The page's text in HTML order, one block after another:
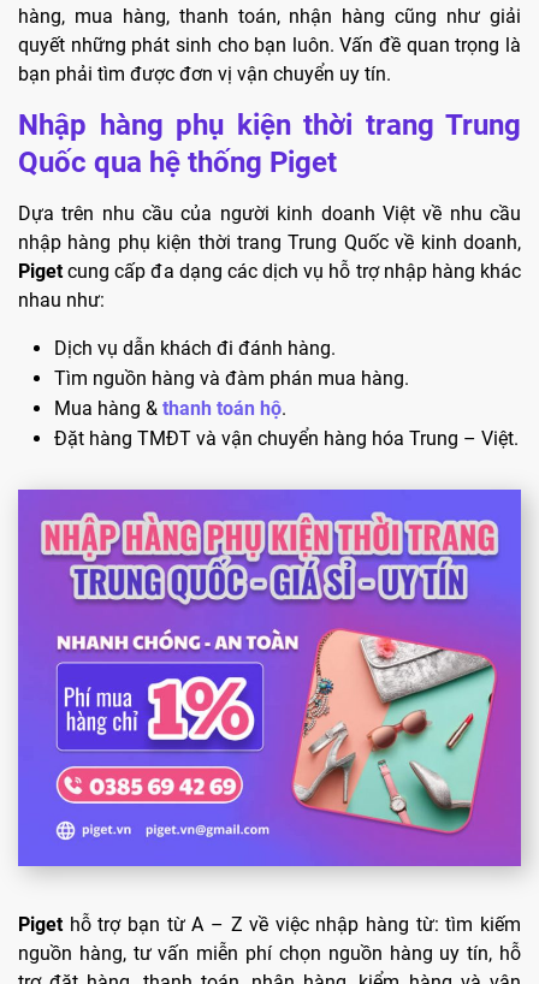
hàng, mua hàng, thanh toán, nhận hàng cũng như giải
quyết những phát sinh cho bạn luôn. Vấn đề quan trọng là
bạn phải tìm được đơn vị vận chuyển uy tín.
Nhập hàng phụ kiện thời trang Trung
Quốc qua hệ thống Piget
Dựa trên nhu cầu của người kinh doanh Việt về nhu cầu
nhập hàng phụ kiện thời trang Trung Quốc về kinh doanh,
Pigetcung cấp đa dạng các dịch vụ hỗ trợ nhập hàng khác
nhau như:
Dịch vụ dẫn khách đi đánh hàng.
Tìm nguồn hàng và đàm phán mua hàng.
Mua hàng & thanh toán hộ.
Đặt hàng TMĐT và vận chuyển hàng hóa Trung – Việt.
Pigethỗ trợ bạn từ A – Z về việc nhập hàng từ: tìm kiếm
nguồn hàng, tư vấn miễn phí chọn nguồn hàng uy tín, hỗ